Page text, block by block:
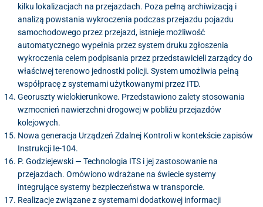
kilku lokalizacjach na przejazdach. Poza pełną archiwizacją i
analizą powstania wykroczenia podczas przejazdu pojazdu
samochodowego przez przejazd, istnieje możliwość
automatycznego wypełnia przez system druku zgłoszenia
wykroczenia celem podpisania przez przedstawicieli zarządcy do
właściwej terenowo jednostki policji. System umożliwia pełną
współpracę z systemami użytkowanymi przez ITD.
Georuszty wielokierunkowe. Przedstawiono zalety stosowania
wzmocnień nawierzchni drogowej w pobliżu przejazdów
kolejowych.
Nowa generacja Urządzeń Zdalnej Kontroli w kontekście zapisów
Instrukcji Ie-104.
P. Godziejewski — Technologia ITS i jej zastosowanie na
przejazdach. Omówiono wdrażane na świecie systemy
integrujące systemy bezpieczeństwa w transporcie.
Realizacje związane z systemami dodatkowej informacji